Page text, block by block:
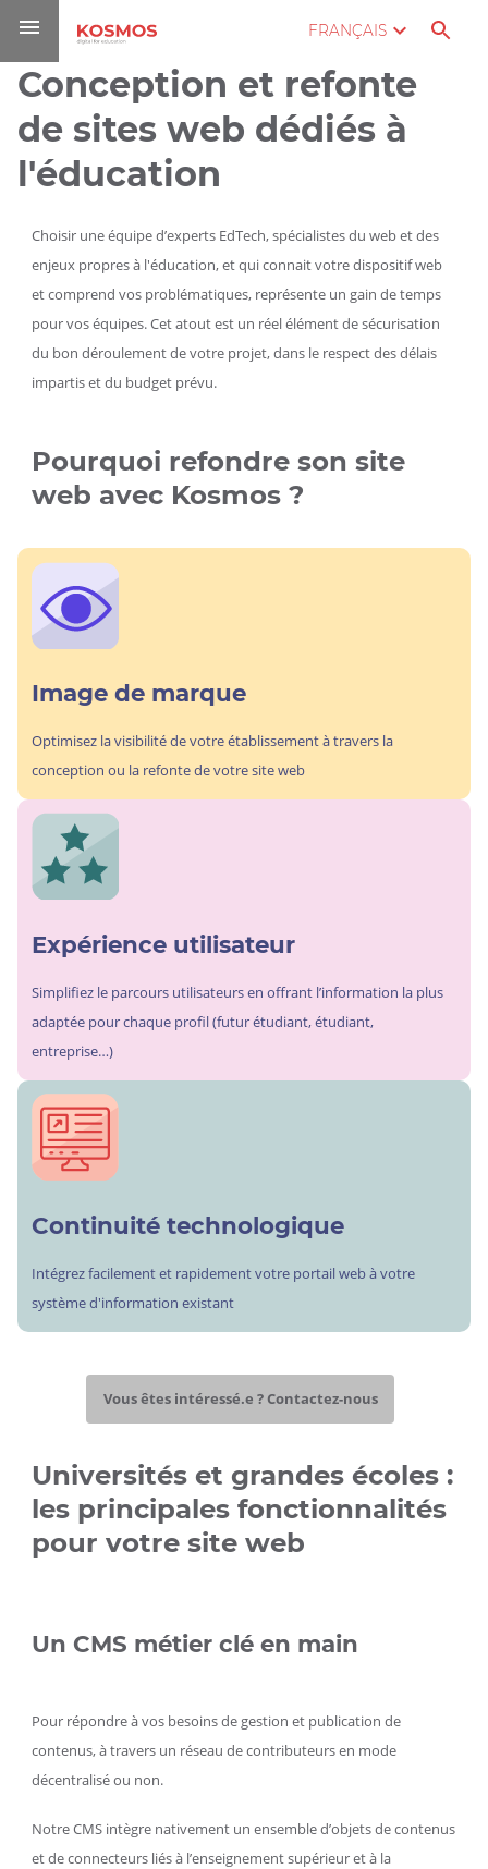
contenu
FRANÇAIS
Vous
ici :
Accueil
Conception
et refonte
Conception et refonte
de sites web dédiés à
l'éducation
Choisir une équipe d’experts EdTech, spécialistes du web et des
enjeux propres à l'éducation, et qui connait votre dispositif web
et comprend vos problématiques, représente un gain de temps
pour vos équipes. Cet atout est un réel élément de sécurisation
du bon déroulement de votre projet, dans le respect des délais
impartis et du budget prévu.
Pourquoi refondre son site
web avec Kosmos ?
Image de marque
Optimisez la visibilité de votre établissement à travers la
conception ou la refonte de votre site web
Expérience utilisateur
Simplifiez le parcours utilisateurs en offrant l’information la plus
adaptée pour chaque profil (futur étudiant, étudiant,
entreprise…)
Continuité technologique
Intégrez facilement et rapidement votre portail web à votre
système d'information existant
Vous êtes intéressé.e ? Contactez-nous
Universités et grandes écoles :
les principales fonctionnalités
pour votre site web
Un CMS métier clé en main
Pour répondre à vos besoins de gestion et publication de
contenus, à travers un réseau de contributeurs en mode
décentralisé ou non.
Notre CMS intègre nativement un ensemble d’objets de contenus
et de connecteurs liés à l’enseignement supérieur et à la